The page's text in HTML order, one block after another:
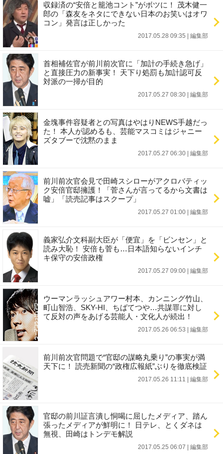
収録済の“安倍と籠池コント”がボツに！ 茂木健一
郎の「森友をネタにできない日本のお笑いはオワ
コン」発言は正しかった
2017.05.28 09:35 編集部
首相補佐官が前川前次官に「加計の手続き急げ」
と直接圧力の新事実！ 天下り処罰も加計認可反
対派の一掃が目的
2017.05.27 08:30 編集部
金塊事件容疑者との写真はやはりNEWS手越だっ
た！ 本人が認めるも、芸能マスコミはジャニー
ズタブーで沈黙のまま
2017.05.27 06:30 編集部
前川前次官会見で田崎スシローがアクロバティッ
ク安倍官邸擁護！「菅さんが言ってるから文書は
嘘」「読売記事はスクープ」
2017.05.27 01:00 編集部
義家弘介文科副大臣が「便宜」を「ビンセン」と
読み大恥！ 安倍も菅も…日本語知らないインチ
キ保守の安倍政権
2017.05.27 09:00 編集部
ウーマンラッシュアワー村本、カンニング竹山、
町山智浩、SKY-HI、ちばてつや…共謀罪に対し
て反対の声をあげる芸能人・文化人が続出！
2017.05.26 06:53 編集部
前川前次官問題で“官邸の謀略丸乗り”の事実が満
天下に！ 読売新聞の“政権広報紙”ぶりを徹底検証
2017.05.26 11:11 編集部
官邸の前川証言潰し恫喝に屈したメディア、踏ん
張ったメディアが鮮明に！ 日テレ、とくダネは
無視、田崎はトンデモ解説
2017.05.25 06:07 編集部